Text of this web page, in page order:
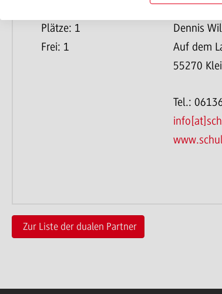
Plätze: 1
Frei: 1
Schuler
Dennis
Auf dem
55270
Tel.:
Zur Liste der dualen Partner